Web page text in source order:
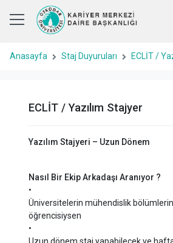
Anasayfa Staj Duyuruları ECLİT /
ECLİT / Yazılım Stajyer
Yazılım Stajyeri – Uzun Dönem
Nasıl Bir Ekip Arkadaşı Aranıyor ?
•
Üniversitelerin mühendislik
öğrencisiysen
•